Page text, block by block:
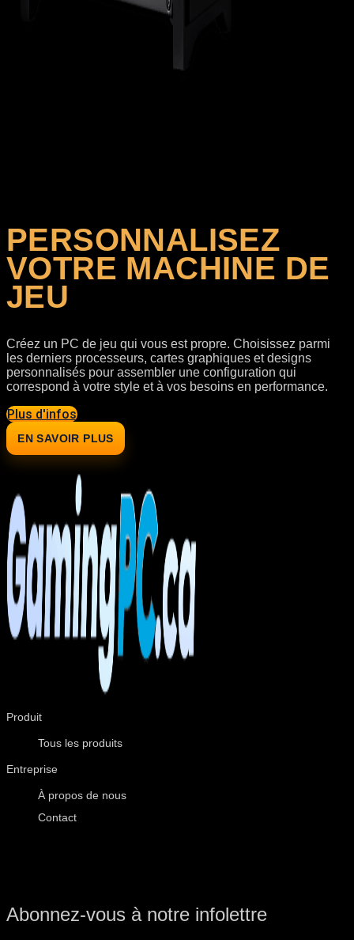
PERSONNALISEZ
VOTRE MACHINE DE
JEU
Créez un PC de jeu qui vous est propre. Choisissez parmi
les derniers processeurs, cartes graphiques et designs
personnalisés pour assembler une configuration qui
correspond à votre style et à vos besoins en performance.
Plus d'infos
EN SAVOIR PLUS
Produit
Tous les produits
Entreprise
À propos de nous
Contact
Abonnez-vous à notre infolettre